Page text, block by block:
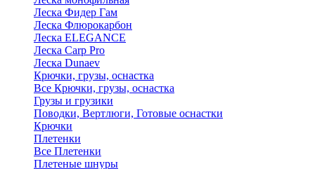
Леска Фидер Гам
Леска Флюрокарбон
Леска ELEGANCE
Леска Carp Pro
Леска Dunaev
Крючки, грузы, оснастка
Все Крючки, грузы, оснастка
Грузы и грузики
Поводки, Вертлюги, Готовые оснастки
Крючки
Плетенки
Все Плетенки
Плетеные шнуры